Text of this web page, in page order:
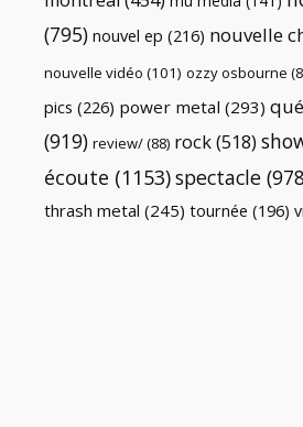
(795) nouvel ep (216) nouvelle
nouvelle vidéo (101) ozzy osbourne
pics (226) power metal (293)
(919) review/(88) rock(518)
écoute (1153)spectacle
thrash metal (245) tournée (196)